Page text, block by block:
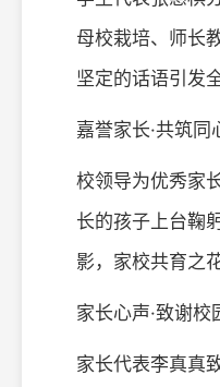
母校栽培、师长
坚定的话语引发
嘉誉家长·共筑同
校领导为优秀家
长的孩子上台鞠
影，家校共育之
家长心声·致谢校
家长代表李真真